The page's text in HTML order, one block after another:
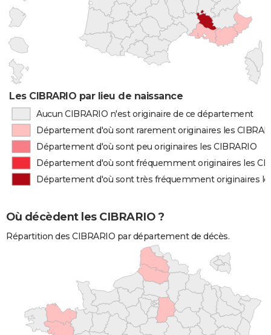
Les CIBRARIO par lieu de naissance
Aucun CIBRARIO n'est originaire de ce département
Département d'où sont rarement originaires les
Département d'où sont peu originaires les CIBRARIO
Département d'où sont fréquemment originaires les
Département d'où sont très fréquemment originaires
Où décèdent les CIBRARIO ?
Répartition des CIBRARIO par département de décès.